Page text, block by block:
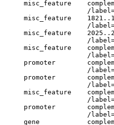
misc_feature
/
misc_feature
/
misc_feature
/
misc_feature
/
promoter
/
promoter
/
misc_feature
/
promoter
/
gene